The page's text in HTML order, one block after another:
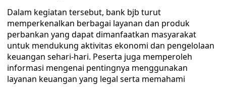
Dalam kegiatan tersebut, bank bjb turut
memperkenalkan berbagai layanan dan produk
perbankan yang dapat dimanfaatkan masyarakat
untuk mendukung aktivitas ekonomi dan pengelolaan
keuangan sehari-hari. Peserta juga memperoleh
informasi mengenai pentingnya menggunakan
layanan keuangan yang legal serta memahami